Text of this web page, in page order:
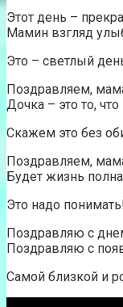
Этот день –
Мамин взгляд
Это – светлый
Поздравляем,
Дочка – это то,
Скажем это без
Поздравляем,
Будет жизнь
Это надо
Поздравляю с
Поздравляю с
Самой близкой и